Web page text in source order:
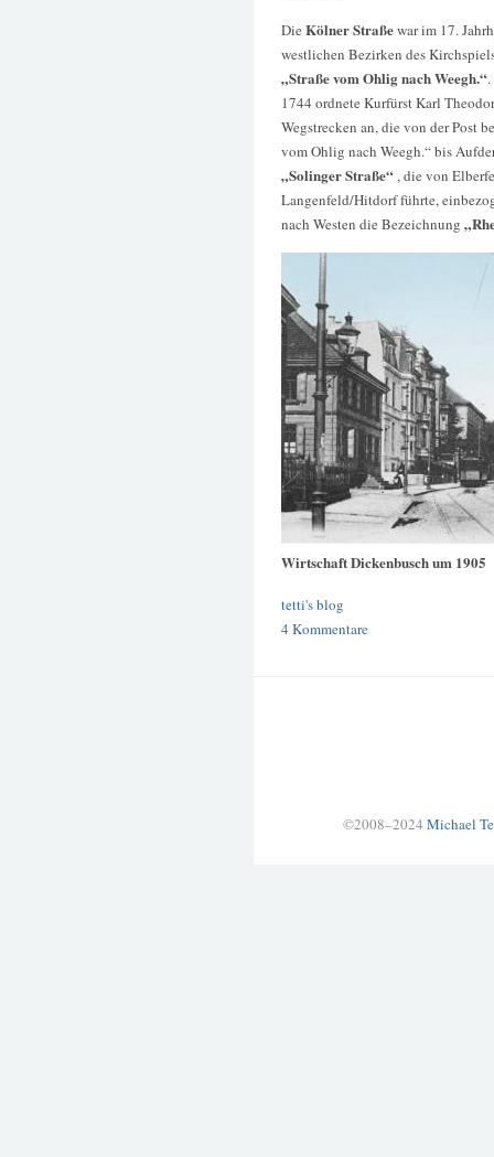
Die Kölner Straßewar im 17.
westlichen Bezirken des
„Straße vom Ohlig nach Weegh.“.
1744 ordnete Kurfürst Karl
Wegstrecken an, die von der Post
vom Ohlig nach Weegh.“ bis
„Solinger Straße“, die von
Langenfeld/Hitdorf führte,
nach Westen die Bezeichnung
Wirtschaft Dickenbusch um 1905
tetti's blog
4 Kommentare
©2008–2024 Michael